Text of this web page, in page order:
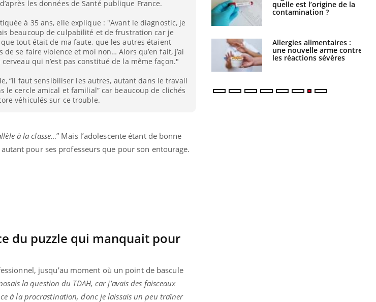
les données de Santé publique France.
à 35 ans, elle explique : "Avant le diagnostic, je
beaucoup de culpabilité et de frustration car je
tout était de ma faute, que les autres étaient
de se faire violence et moi non… Alors qu’en fait, j’ai
qui n’est pas constitué de la même façon."
“il faut sensibiliser les autres, autant dans le travail
le cercle amical et familial” car beaucoup de clichés
véhiculés sur ce trouble.
à la classe…” Mais l’adolescente étant de bonne
pour ses professeurs que pour son entourage.
du puzzle qui manquait pour
jusqu’au moment où un point de bascule
la question du TDAH, car j’avais des faisceaux
à la procrastination, donc je laissais un peu traîner
propagation du
manger moins
pourrait
être bénéfique
l'apprentissage de la
Mordue par une tique en
vacances, elle reste dans
le coma pendant 42 jours
quelle est l’origine de la
contamination ?
Allergies alimentaires :
une nouvelle arme contre
les réactions sévères